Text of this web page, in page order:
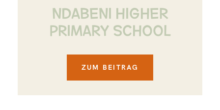
NDABENI HIGHER
PRIMARY SCHOOL
ZUM BEITRAG